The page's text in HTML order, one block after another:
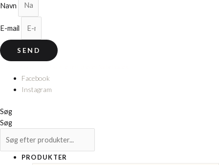
Navn
E-mail
SEND
Facebook
Instagram
Søg
Søg
PRODUKTER